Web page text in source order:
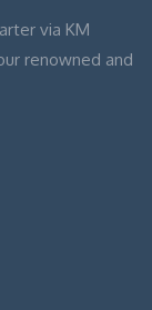
via KM
renowned and